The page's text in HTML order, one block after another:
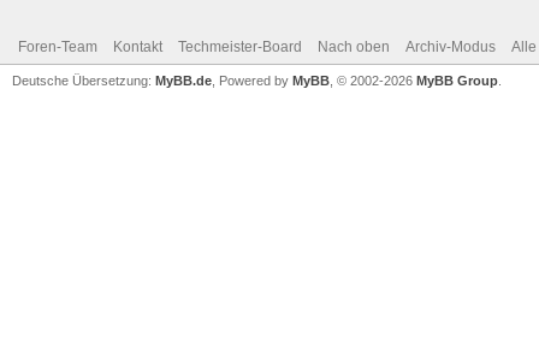
Foren-Team Kontakt Techmeister-Board Nach oben Archiv-Modus Alle
Deutsche Übersetzung: MyBB.de , Powered by MyBB , © 2002-2026 MyBB Group